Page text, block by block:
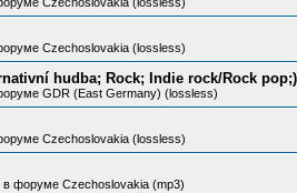
Czechoslovakia (lossless)
hudba; Rock; Indie rock/Rock pop;)
GDR (East Germany) (lossless)
Czechoslovakia (lossless)
форуме Czechoslovakia (mp3)